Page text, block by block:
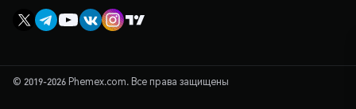
© 2019-2026 Phemex.com. Все права защищены